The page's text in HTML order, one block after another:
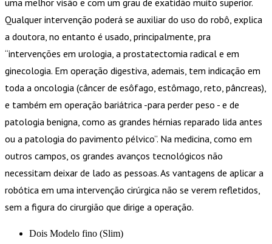
Qualquer intervenção poderá se auxiliar do uso do robô, explica
a doutora, no entanto é usado, principalmente, pra
“intervenções em urologia, a prostatectomia radical e em
ginecologia. Em operação digestiva, ademais, tem indicação em
toda a oncologia (câncer de esôfago, estômago, reto, pâncreas),
e também em operação bariátrica -para perder peso - e de
patologia benigna, como as grandes hérnias reparado lida antes
ou a patologia do pavimento pélvico”. Na medicina, como em
outros campos, os grandes avanços tecnológicos não
necessitam deixar de lado as pessoas. As vantagens de aplicar a
robótica em uma intervenção cirúrgica não se verem refletidos,
sem a figura do cirurgião que dirige a operação.
Dois Modelo fino (Slim)